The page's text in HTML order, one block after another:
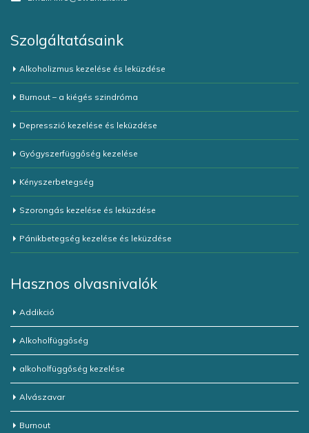
Szolgáltatásaink
Alkoholizmus kezelése és leküzdése
Burnout – a kiégés szindróma
Depresszió kezelése és leküzdése
Gyógyszerfüggőség kezelése
Kényszerbetegség
Szorongás kezelése és leküzdése
Pánikbetegség kezelése és leküzdése
Hasznos olvasnivalók
Addikció
Alkoholfüggőség
alkoholfüggőség kezelése
Alvászavar
Burnout